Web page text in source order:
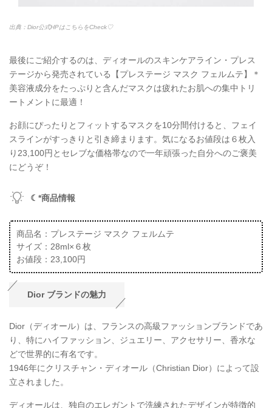
出典：Dior公式HPはこちらをCheck♡
最後にご紹介するのは、ディオールのスキンケアライン・プレス
テージから発売されている【プレステージ マスク フェルムテ】＊
美容液成分をたっぷりと含んだマスクは疲れたお肌への集中トリ
ートメントに最適！
お顔にぴったりとフィットするマスクを10分間付けると、フェイ
スラインがすっきりと引き締まります。気になるお値段は６枚入
り23,100円とセレブな価格帯なので一年頑張った自分へのご褒美
にどうぞ！
☾*商品情報
商品名：プレステージ マスク フェルムテ
サイズ：28ml×６枚
お値段：23,100円
Dior ブランドの魅力
Dior（ディオール）は、フランスの高級ファッションブランドであ
り、特にハイファッション、ジュエリー、アクセサリー、香水な
どで世界的に有名です。
1946年にクリスチャン・ディオール（Christian Dior）によって設
立されました。
ディオールは、独自のエレガントで洗練されたデザインが特徴的